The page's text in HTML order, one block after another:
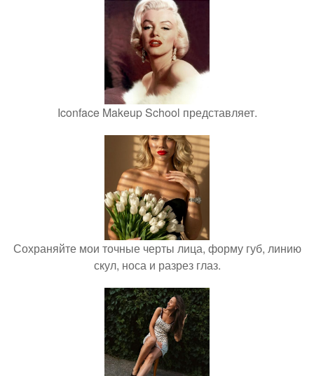
Iconface Makeup School представляет.
Сохраняйте мои точные черты лица, форму губ, линию
скул, носа и разрез глаз.